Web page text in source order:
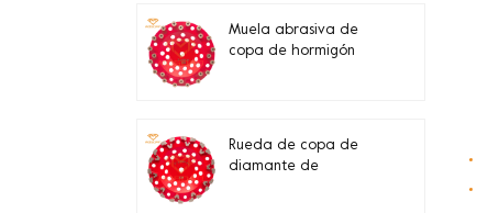
Muela abrasiva de
copa de hormigón
Rueda de copa de
diamante de